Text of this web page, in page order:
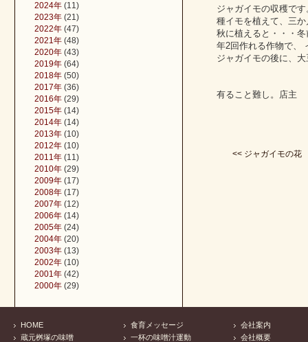
ジャガイモの収穫です
種イモを植えて、三
秋に植えると・・・
年2回作れる作物で、
ジャガイモの後に、
有ること難し。店主
<< ジャガイモの花
2024年 (11)
2023年 (21)
2022年 (47)
2021年 (48)
2020年 (43)
2019年 (64)
2018年 (50)
2017年 (36)
2016年 (29)
2015年 (14)
2014年 (14)
2013年 (10)
2012年 (10)
2011年 (11)
2010年 (29)
2009年 (17)
2008年 (17)
2007年 (12)
2006年 (14)
2005年 (24)
2004年 (20)
2003年 (13)
2002年 (10)
2001年 (42)
2000年 (29)
HOME
蔵元桝塚の味噌
食育メッセージ
一杯の味噌汁運動
会社案内
会社概要